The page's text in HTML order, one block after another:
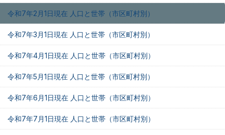
令和7年2月1日現在 人口と世帯（市区町村別）
令和7年3月1日現在 人口と世帯（市区町村別）
令和7年4月1日現在 人口と世帯（市区町村別）
令和7年5月1日現在 人口と世帯（市区町村別）
令和7年6月1日現在 人口と世帯（市区町村別）
令和7年7月1日現在 人口と世帯（市区町村別）